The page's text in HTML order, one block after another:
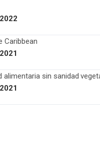
Caribbean
alimentaria sin sanidad